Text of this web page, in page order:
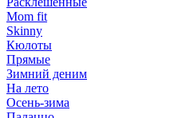
Mom fit
Skinny
Кюлоты
Прямые
Зимний деним
На лето
Осень-зима